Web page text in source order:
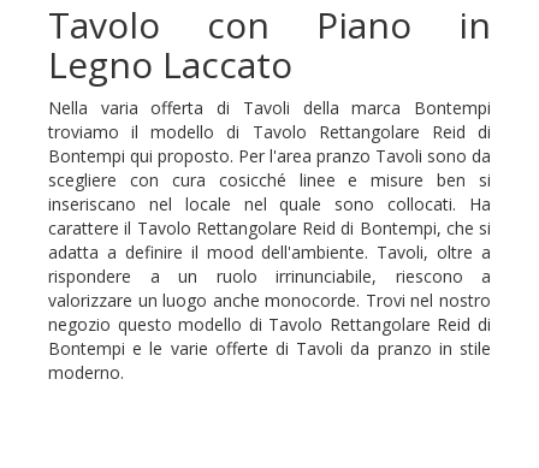
Tavolo con Piano in
Legno Laccato
Nella varia offerta di Tavoli della marca Bontempi
troviamo il modello di Tavolo Rettangolare Reid di
Bontempi qui proposto. Per l'area pranzo Tavoli sono da
scegliere con cura cosicché linee e misure ben si
inseriscano nel locale nel quale sono collocati. Ha
carattere il Tavolo Rettangolare Reid di Bontempi, che si
adatta a definire il mood dell'ambiente. Tavoli, oltre a
rispondere a un ruolo irrinunciabile, riescono a
valorizzare un luogo anche monocorde. Trovi nel nostro
negozio questo modello di Tavolo Rettangolare Reid di
Bontempi e le varie offerte di Tavoli da pranzo in stile
moderno.